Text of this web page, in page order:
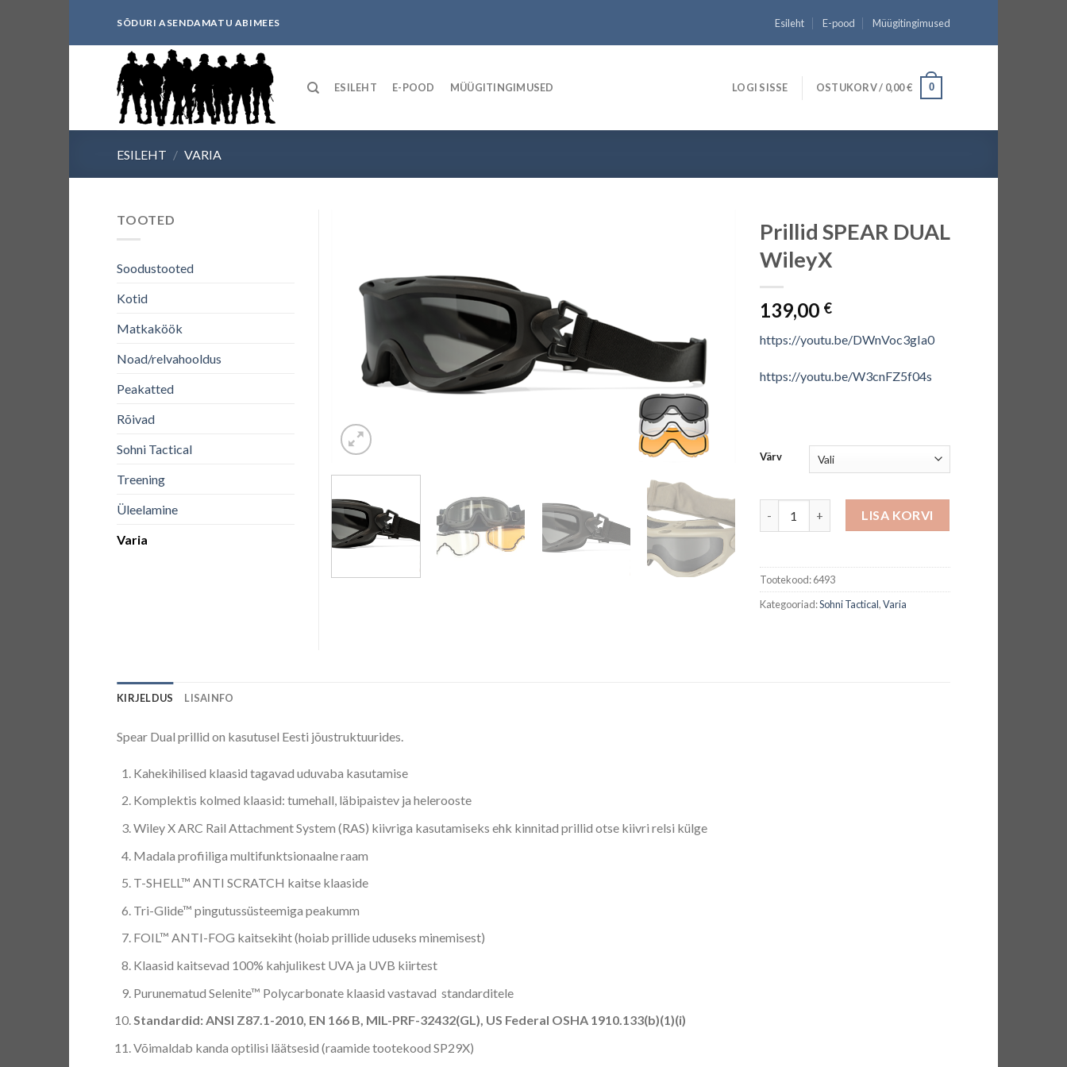
content
SÕDURI ASENDAMATU ABIMEES Esileht E-pood Müügitingimused
ESILEHT E-POOD MÜÜGITINGIMUSED LOGI SISSE OSTUKORV / 0,00€ 0
ESILEHT / VARIA
Prillid SPEAR DUAL
WileyX
139,00 €
https://youtu.be/DWnVoc3gIa0
https://youtu.be/W3cnFZ5f04s
Värv
LISA KORVI
Tootekood:6493
Kategooriad:Sohni Tactical,Varia
TOOTED
Soodustooted
Kotid
Matkaköök
Noad/relvahooldus
Peakatted
Rõivad
Sohni Tactical
Treening
Üleelamine
Varia
KIRJELDUS LISAINFO
Spear Dual prillid on kasutusel Eesti jõustruktuurides.
Kahekihilised klaasid tagavad uduvaba kasutamise
Komplektis kolmed klaasid: tumehall, läbipaistev ja helerooste
Wiley X ARC Rail Attachment System (RAS) kiivriga kasutamiseks ehk kinnitad prillid otse kiivri relsi külge
Madala profiiliga multifunktsionaalne raam
T-SHELL™ ANTI SCRATCH kaitse klaaside
Tri-Glide™ pingutussüsteemiga peakumm
FOIL™ ANTI-FOG kaitsekiht (hoiab prillide uduseks minemisest)
Klaasid kaitsevad 100% kahjulikest UVA ja UVB kiirtest
Purunematud Selenite™ Polycarbonate klaasid vastavad standarditele
Standardid: ANSI Z87.1-2010, EN 166 B, MIL-PRF-32432(GL), US Federal OSHA 1910.133(b)(1)(i)
Võimaldab kanda optilisi läätsesid (raamide tootekood SP29X)